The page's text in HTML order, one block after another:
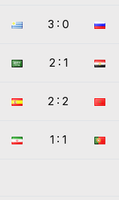
3 : 0
2 : 1
2 : 2
1 : 1